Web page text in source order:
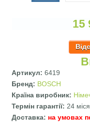
15
Артикул:6419
Бренд: BOSCH
Країна виробник:
Термін гарантії:24
Доставка: на умовах